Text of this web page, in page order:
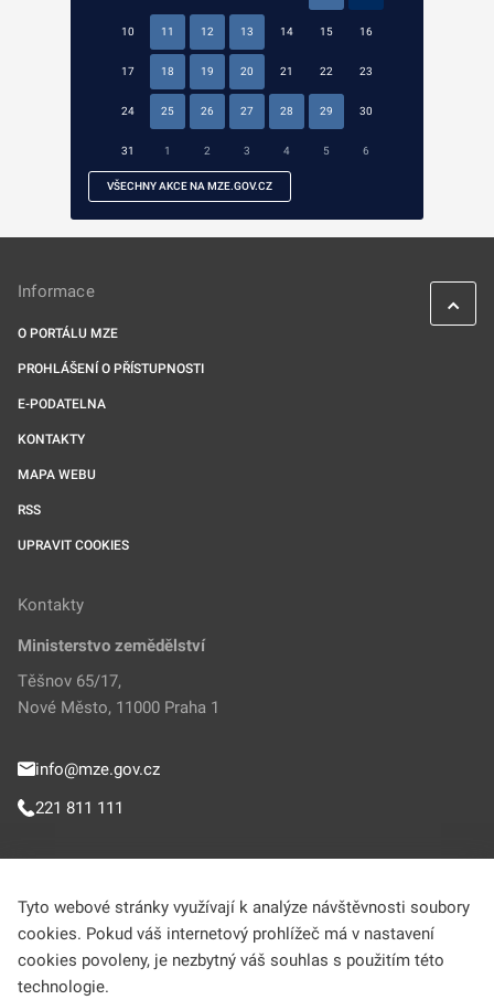
10 11 12 13 14 15 16
17 18 19 20 21 22 23
24 25 26 27 28 29 30
31 1 2 3 4 5 6
VŠECHNY AKCE NA MZE.GOV.CZ
Informace
O PORTÁLU MZE
PROHLÁŠENÍ O PŘÍSTUPNOSTI
E-PODATELNA
KONTAKTY
MAPA WEBU
RSS
UPRAVIT COOKIES
Kontakty
Ministerstvo zemědělství
Těšnov 65/17,
Nové Město, 11000 Praha 1
info@mze.gov.cz
221 811 111
Helpdesk (Portál farmáře)
Tyto webové stránky využívají k analýze návštěvnosti soubory
cookies. Pokud váš internetový prohlížeč má v nastavení
cookies povoleny, je nezbytný váš souhlas s použitím této
technologie.